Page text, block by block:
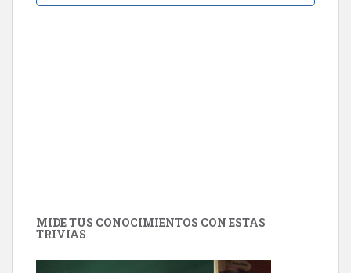
MIDE TUS CONOCIMIENTOS CON ESTAS
TRIVIAS